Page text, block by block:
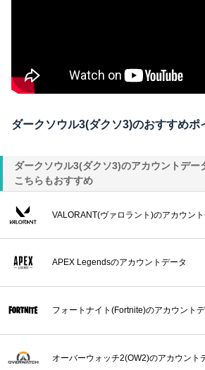
ダークソウル3(ダクソ3)のおすすめ
ダークソウル3(ダクソ3)のアカウントデー
こちらもおすすめ
VALORANT(ヴァロラント)のアカウン
APEX Legendsのアカウントデータ
フォートナイト(Fortnite)のアカウント
オーバーウォッチ2(OW2)のアカウント